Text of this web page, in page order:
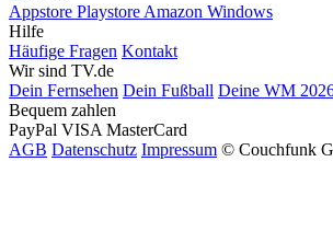
Appstore Playstore Amazon Windows
Hilfe
Häufige Fragen Kontakt
Wir sind TV.de
Dein Fernsehen Dein Fußball Deine WM
Bequem zahlen
PayPal VISA MasterCard
AGB Datenschutz Impressum © Couchfunk